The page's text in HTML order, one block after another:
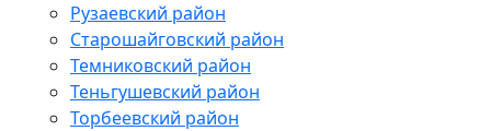
Рузаевский район
Старошайговский район
Темниковский район
Теньгушевский район
Торбеевский район